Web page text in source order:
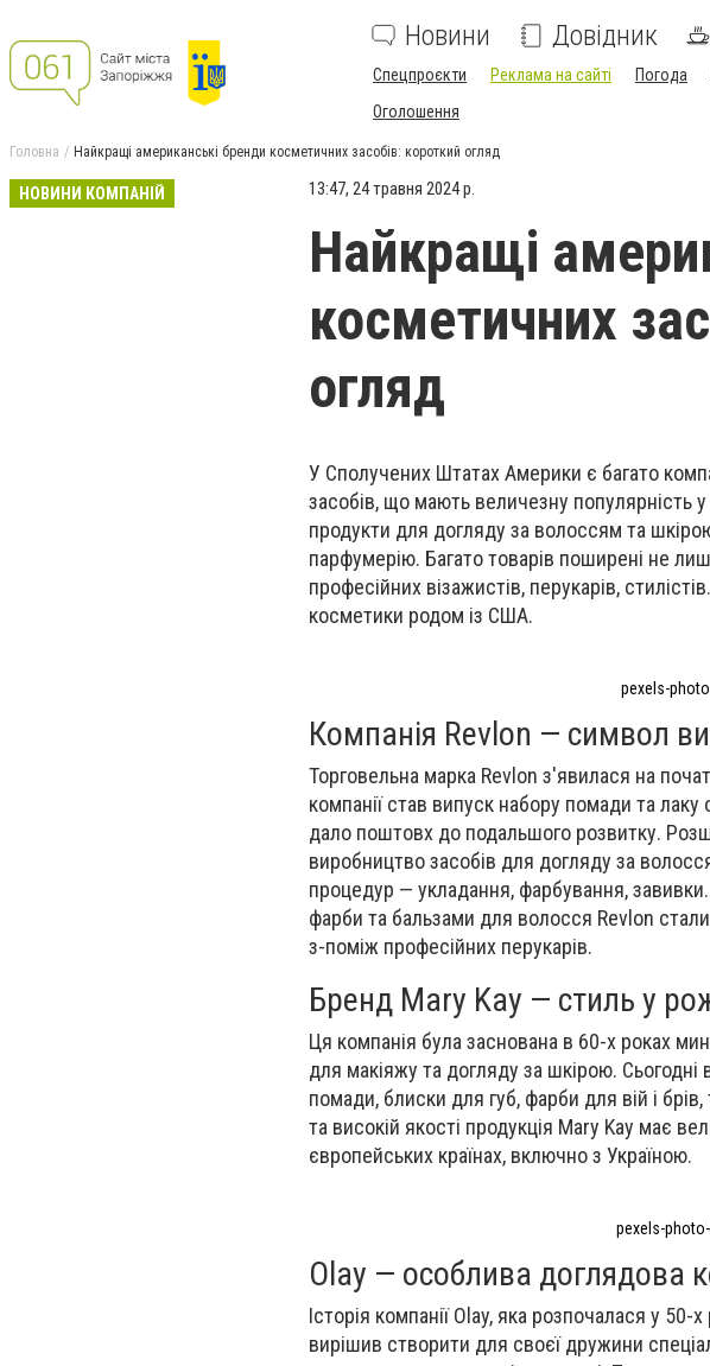
Новини Довідник
Спецпроєкти Реклама на сайті Погода
Оголошення
Головна Найкращі американські бренди косметичних засобів: короткий огляд
НОВИНИ КОМПАНІЙ 13:47, 24 травня 2024 р.
Найкращі
косметичних
огляд
У Сполучених Штатах Америки є багато
засобів, що мають величезну популярність
продукти для догляду за волоссям та
парфумерію. Багато товарів поширені не
професійних візажистів, перукарів,
косметики родом із США.
pexels-
Компанія Revlon — символ
Торговельна марка Revlon з'явилася на
компанії став випуск набору помади та
дало поштовх до подальшого розвитку.
виробництво засобів для догляду за
процедур — укладання, фарбування,
фарби та бальзами для волосся Revlon
з-поміж професійних перукарів.
Бренд Mary Kay — стиль у
Ця компанія була заснована в 60-х роках
для макіяжу та догляду за шкірою. Сьогодні
помади, блиски для губ, фарби для вій і
та високій якості продукція Mary Kay має
європейських країнах, включно з Україною.
pexels-
Olay — особлива доглядова
Історія компанії Olay, яка розпочалася у
вирішив створити для своєї дружини